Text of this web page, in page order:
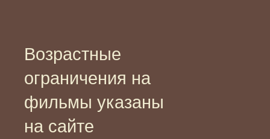
Возрастные
ограничения на
фильмы указаны
на сайте